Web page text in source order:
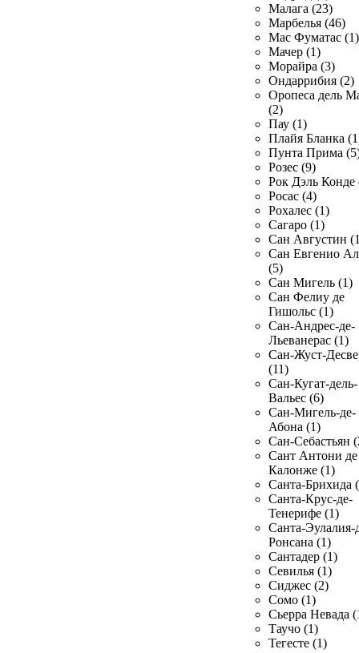
Малага (23)
Марбелья (46)
Мас Фуматас (1)
Мачер (1)
Морайра (3)
Ондаррибия (2)
Оропеса дель
(2)
Пау (1)
Плайя Бланка
Пунта Прима
Розес (9)
Рок Дэль Конде
Росас (4)
Рохалес (1)
Сагаро (1)
Сан Августин
Сан Евгенио
(5)
Сан Мигель (1)
Сан Фелиу де
Гишольс (1)
Сан-Андрес-де-
Льеванерас (1)
Сан-Жуст-
(11)
Сан-Кугат-дель-
Вальес (6)
Сан-Мигель-де-
Абона (1)
Сан-Себастьян
Сант Антони де
Калонже (1)
Санта-Брихида
Санта-Крус-де-
Тенерифе (1)
Санта-Эулалия-
Ронсана (1)
Сантадер (1)
Севилья (1)
Сиджес (2)
Сомо (1)
Сьерра Невада
Таучо (1)
Тегесте (1)